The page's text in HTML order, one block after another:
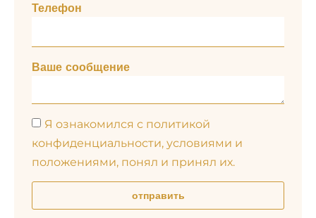
Телефон
Ваше сообщение
Я ознакомился с политикой
конфиденциальности, условиями и
положениями, понял и принял их.
отправить